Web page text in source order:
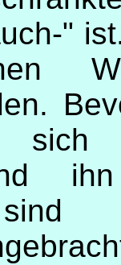
"
sich
sind